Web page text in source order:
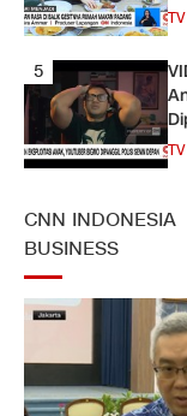
TV
5
TV
CNN INDONESIA
BUSINESS